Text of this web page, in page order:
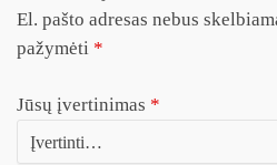
El. pašto adresas nebus
pažymėti *
Jūsų įvertinimas *